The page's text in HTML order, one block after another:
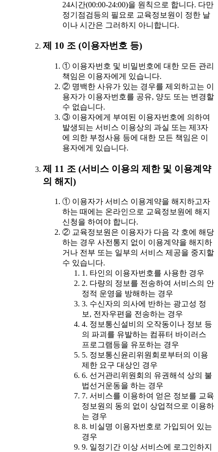
24시간(00:00-24:00)을 원칙으로 합니다. 다만
정기점검등의 필요로 교육정보원이 정한 날
이나 시간은 그러하지 아니합니다.
제 10 조 (이용자번호 등)
① 이용자번호 및 비밀번호에 대한 모든 관리
책임은 이용자에게 있습니다.
② 명백한 사유가 있는 경우를 제외하고는 이
용자가 이용자번호를 공유, 양도 또는 변경할
수 없습니다.
③ 이용자에게 부여된 이용자번호에 의하여
발생되는 서비스 이용상의 과실 또는 제3자
에 의한 부정사용 등에 대한 모든 책임은 이
용자에게 있습니다.
제 11 조 (서비스 이용의 제한 및 이용계약
의 해지)
① 이용자가 서비스 이용계약을 해지하고자
하는 때에는 온라인으로 교육정보원에 해지
신청을 하여야 합니다.
② 교육정보원은 이용자가 다음 각 호에 해당
하는 경우 사전통지 없이 이용계약을 해지하
거나 전부 또는 일부의 서비스 제공을 중지할
수 있습니다.
1. 타인의 이용자번호를 사용한 경우
2. 다량의 정보를 전송하여 서비스의 안
정적 운영을 방해하는 경우
3. 수신자의 의사에 반하는 광고성 정
보, 전자우편을 전송하는 경우
4. 정보통신설비의 오작동이나 정보 등
의 파괴를 유발하는 컴퓨터 바이러스
프로그램등을 유포하는 경우
5. 정보통신윤리위원회로부터의 이용
제한 요구 대상인 경우
6. 선거관리위원회의 유권해석 상의 불
법선거운동을 하는 경우
7. 서비스를 이용하여 얻은 정보를 교육
정보원의 동의 없이 상업적으로 이용하
는 경우
8. 비실명 이용자번호로 가입되어 있는
경우
9. 일정기간 이상 서비스에 로그인하지